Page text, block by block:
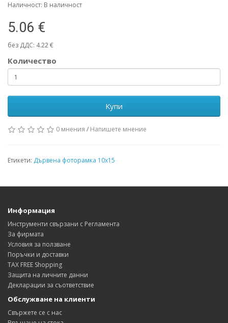
Наличност: В наличност
5.06 €
без ДДС: 4.22 €
Количество
Купи
0 мнения / Напишете мнение
Етикети: Дървена фоторамка 10х15
Информация
Инструменти свързани с Регламента
За фирмата
Условия за ползване
Поръчки и доставки
TAX FREE Shopping
Защита на личните данни
Декларации за съответствие
Обслужване на клиенти
Свържете се с нас